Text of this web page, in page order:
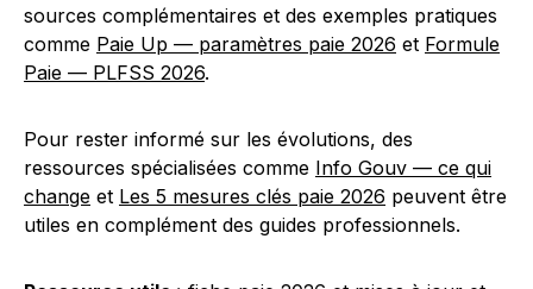
sources complémentaires et des exemples pratiques
comme Paie Up — paramètres paie 2026 et Formule
Paie — PLFSS 2026.
Pour rester informé sur les évolutions, des
ressources spécialisées comme Info Gouv — ce qui
change et Les 5 mesures clés paie 2026 peuvent être
utiles en complément des guides professionnels.